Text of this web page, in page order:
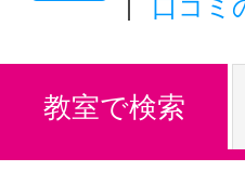
口コミ
教室で検索